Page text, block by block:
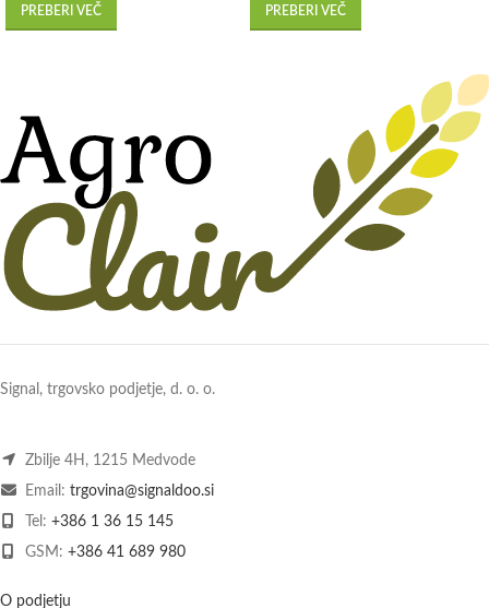
PREBERI VEČ PREBERI VEČ
Signal, trgovsko podjetje, d. o. o.
Zbilje 4H, 1215 Medvode
Email: trgovina@signaldoo.si
Tel: +386 1 36 15 145
GSM: +386 41 689 980
O podjetju